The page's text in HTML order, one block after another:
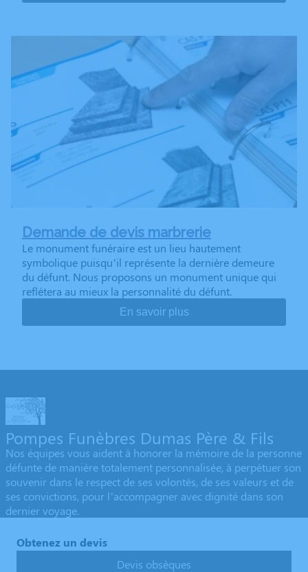
Demande de devis marbrerie
Le monument funéraire est un lieu hautement
symbolique puisqu’il représente la dernière demeure
du défunt. Nous proposons un monument unique qui
reflétera au mieux la personnalité du défunt.
En savoir plus
Pompes Funèbres Dumas Père & Fils
Nos équipes vous aident à honorer la mémoire de la personne
défunte de manière totalement personnalisée, à perpétuer son
souvenir dans le respect de ses volontés, de ses valeurs et de
ses convictions, pour l’accompagner avec dignité dans son
dernier voyage.
Obtenez un devis
Devis obsèques